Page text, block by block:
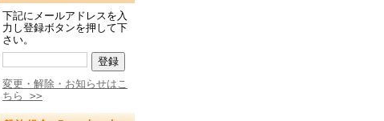
下記にメールアドレスを入
力し登録ボタンを押して下
さい。
変更・解除・お知らせはこ
ちら >>